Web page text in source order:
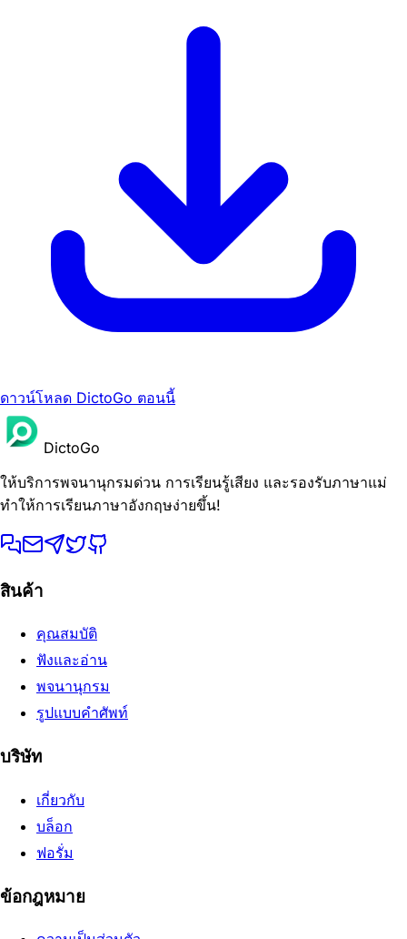
ดาวน์โหลด DictoGo ตอนนี้
DictoGo
ให้บริการพจนานุกรมด่วน การเรียนรู้เสียง และรองรับภาษาแม่
ทำให้การเรียนภาษาอังกฤษง่ายขึ้น!
สินค้า
คุณสมบัติ
ฟังและอ่าน
พจนานุกรม
รูปแบบคำศัพท์
บริษัท
เกี่ยวกับ
บล็อก
ฟอรั่ม
ข้อกฎหมาย